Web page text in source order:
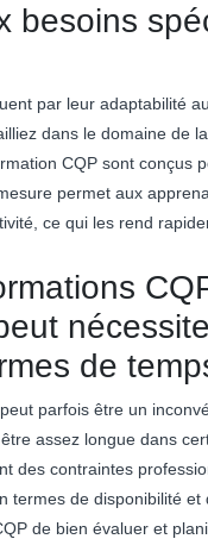
besoins
par leur adaptabilité
dans le domaine de
CQP sont conçus
permet aux
ce qui les rend
de
parfois être un
assez longue dans
des contraintes
termes de disponibilité
de bien évaluer et